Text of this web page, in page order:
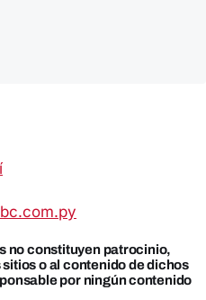
no constituyen patrocinio,
o al contenido de dichos
por ningún contenido